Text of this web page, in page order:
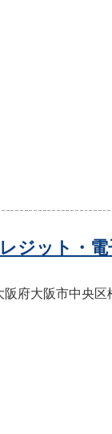
レジット・
阪府大阪市中央区